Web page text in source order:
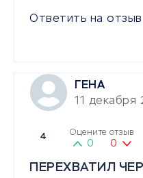
Ответить на отзыв
ГЕНА
11
4 Оцените отзыв
0 0
ПЕРЕХВАТИЛ